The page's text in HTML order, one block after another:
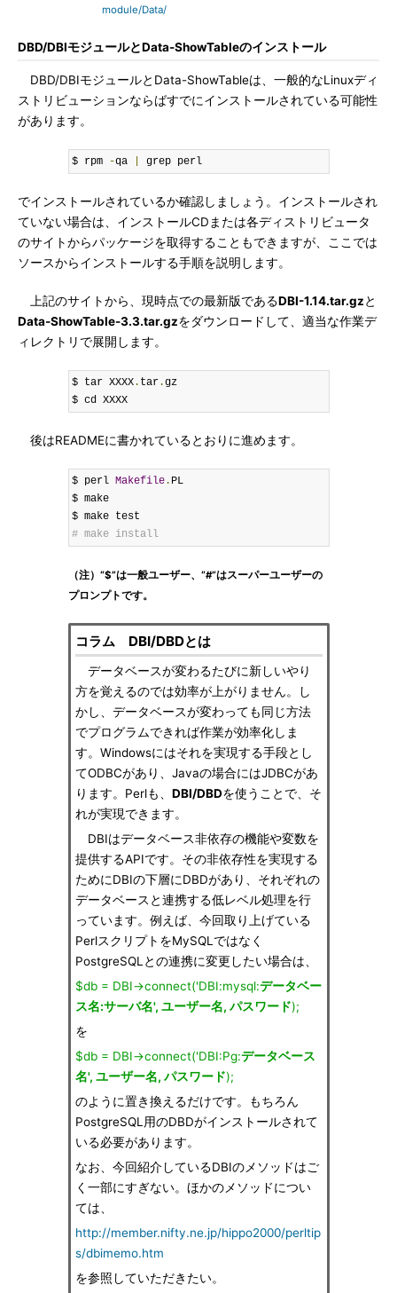
module/Data/
DBD/DBIモジュールとData-ShowTableのインストール
DBD/DBIモジュールとData-ShowTableは、一般的なLinuxディ
ストリビューションならばすでにインストールされている可能性
があります。
$ rpm -qa grep perl
でインストールされているか確認しましょう。インストールされ
ていない場合は、インストールCDまたは各ディストリビュータ
のサイトからパッケージを取得することもできますが、ここでは
ソースからインストールする手順を説明します。
上記のサイトから、現時点での最新版であるDBI-1.14.tar.gzと
Data-ShowTable-3.3.tar.gzをダウンロードして、適当な作業デ
ィレクトリで展開します。
$ tar XXXX. tar.gz
$ cd XXXX
後はREADMEに書かれているとおりに進めます。
$ perl Makefile. PL
$ make
# make install
（注）“$”は一般ユーザー、“#”はスーパーユーザーの
プロンプトです。
コラム DBI/DBDとは
データベースが変わるたびに新しいやり
方を覚えるのでは効率が上がりません。し
かし、データベースが変わっても同じ方法
でプログラムできれば作業が効率化しま
す。Windowsにはそれを実現する手段とし
てODBCがあり、Javaの場合にはJDBCがあ
ります。Perlも、 DBI/DBDを使うことで、そ
れが実現できます。
DBIはデータベース非依存の機能や変数を
提供するAPIです。その非依存性を実現する
ためにDBIの下層にDBDがあり、それぞれの
データベースと連携する低レベル処理を行
っています。例えば、今回取り上げている
PerlスクリプトをMySQLではなく
PostgreSQLとの連携に変更したい場合は、
$db = DBI->connect('DBI:mysql:データベー
ス名:サーバ名', ユーザー名, パスワード);
を
$db = DBI->connect('DBI:Pg:データベース
名', ユーザー名, パスワード);
のように置き換えるだけです。もちろん
PostgreSQL用のDBDがインストールされて
いる必要があります。
なお、今回紹介しているDBIのメソッドはご
く一部にすぎない。ほかのメソッドについ
ては、
http://member.nifty.ne.jp/hippo2000/perltip
s/dbimemo.htm
を参照していただきたい。